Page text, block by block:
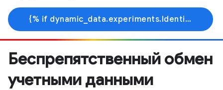
{% if dynamic_data.experiments.IdentityButtonTextFeature.button_variant == 'variant_a' %}Узнать больше{% else %}Начать обучение{% endif %}
Беспрепятственный обмен
учетными данными